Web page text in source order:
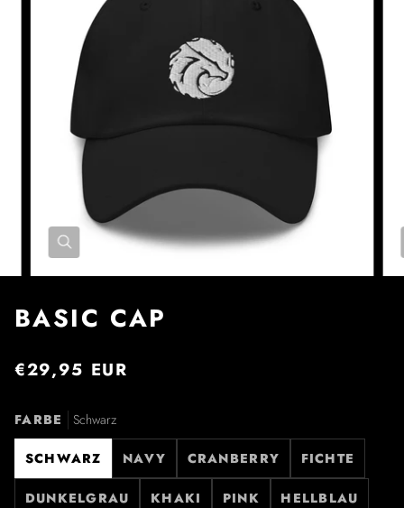
BASIC CAP
€29,95 EUR
FARBE Schwarz
SCHWARZ NAVY CRANBERRY FICHTE
DUNKELGRAU KHAKI PINK HELLBLAU